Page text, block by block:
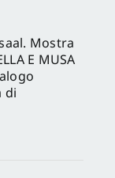
Mostra
E MUSA
di